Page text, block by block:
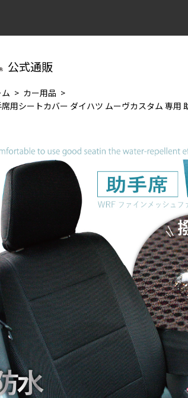
公式通販
カー用品
用シートカバー ダイハツ ムーヴカスタム 専